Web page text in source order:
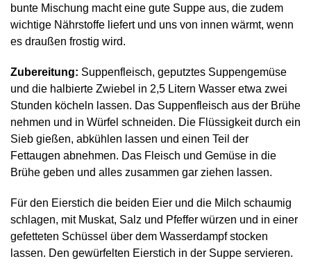
bunte Mischung macht eine gute Suppe aus, die zudem
wichtige Nährstoffe liefert und uns von innen wärmt, wenn
es draußen frostig wird.
Zubereitung: Suppenfleisch, geputztes Suppengemüse
und die halbierte Zwiebel in 2,5 Litern Wasser etwa zwei
Stunden köcheln lassen. Das Suppenfleisch aus der Brühe
nehmen und in Würfel schneiden. Die Flüssigkeit durch ein
Sieb gießen, abkühlen lassen und einen Teil der
Fettaugen abnehmen. Das Fleisch und Gemüse in die
Brühe geben und alles zusammen gar ziehen lassen.
Für den Eierstich die beiden Eier und die Milch schaumig
schlagen, mit Muskat, Salz und Pfeffer würzen und in einer
gefetteten Schüssel über dem Wasserdampf stocken
lassen. Den gewürfelten Eierstich in der Suppe servieren.